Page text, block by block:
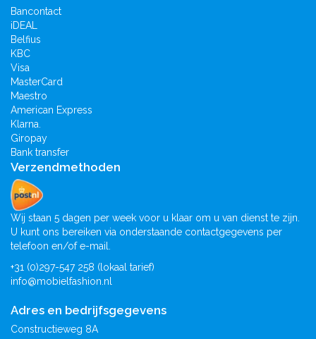
Bancontact
iDEAL
Belfius
KBC
Visa
MasterCard
Maestro
American Express
Klarna.
Giropay
Bank transfer
Verzendmethoden
Wij staan 5 dagen per week voor u klaar om u van dienst te zijn.
U kunt ons bereiken via onderstaande contactgegevens per
telefoon en/of e-mail.
+31 (0)297-547 258 (lokaal tarief)
info@mobielfashion.nl
Adres en bedrijfsgegevens
Constructieweg 8A